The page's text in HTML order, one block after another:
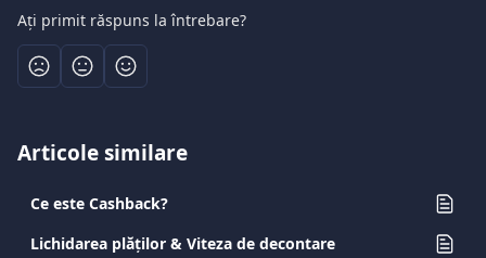
Ați primit răspuns la întrebare?
Articole similare
Ce este Cashback?
Lichidarea plăților & Viteza de decontare